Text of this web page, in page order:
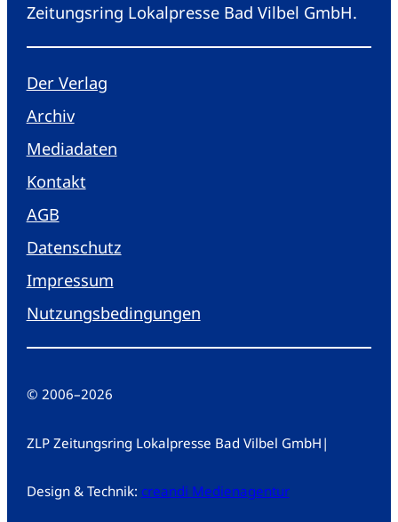
Zeitungsring Lokalpresse Bad Vilbel GmbH.
Der Verlag
Archiv
Mediadaten
Kontakt
AGB
Datenschutz
Impressum
Nutzungsbedingungen
© 2006–2026
ZLP Zeitungsring Lokalpresse Bad Vilbel GmbH |
Design & Technik: creandi Medienagentur